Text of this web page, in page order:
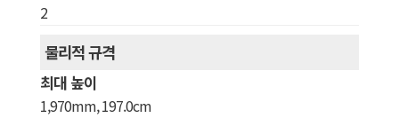
2
물리적 규격
최대 높이
1,970mm, 197.0cm